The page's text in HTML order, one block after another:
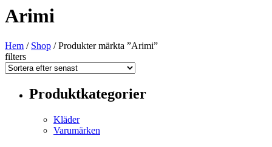
Arimi
Hem / Shop / Produkter märkta ”Arimi”
filters
Produktkategorier
Kläder
Varumärken